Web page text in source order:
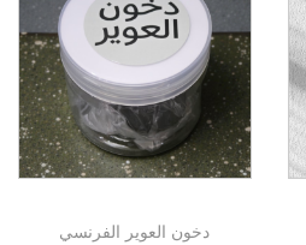
دخون العوير الفرنسي